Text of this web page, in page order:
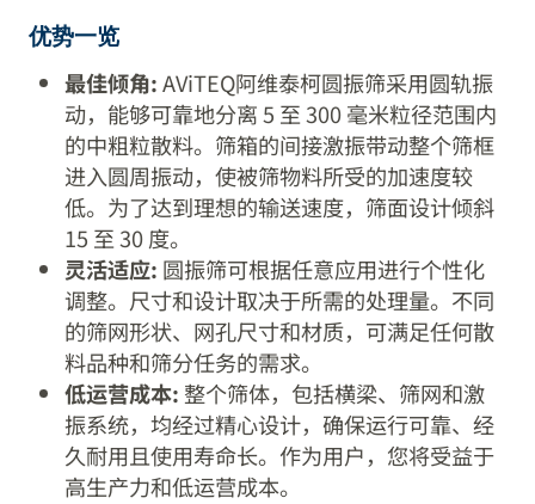
优势一览
最佳倾角:AViTEQ阿维泰柯圆振筛采用圆轨振
动，能够可靠地分离 5 至 300 毫米粒径范围内
的中粗粒散料。筛箱的间接激振带动整个筛框
进入圆周振动，使被筛物料所受的加速度较
低。为了达到理想的输送速度，筛面设计倾斜
15 至 30 度。
灵活适应: 圆振筛可根据任意应用进行个性化
调整。尺寸和设计取决于所需的处理量。不同
的筛网形状、网孔尺寸和材质，可满足任何散
料品种和筛分任务的需求。
低运营成本: 整个筛体，包括横梁、筛网和激
振系统，均经过精心设计，确保运行可靠、经
久耐用且使用寿命长。作为用户，您将受益于
高生产力和低运营成本。